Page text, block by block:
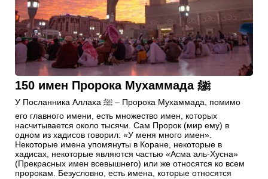
150 имен Пророка Мухаммада ﷺ
У Посланника Аллаха ﷺ – Пророка Мухаммада, помимо
его главного имени, есть множество имен, которых
насчитывается около тысячи. Сам Пророк (мир ему) в
одном из хадисов говорил: «У меня много имен».
Некоторые имена упомянуты в Коране, некоторые в
хадисах, некоторые являются частью «Асма аль-Хусна»
(Прекрасных имен всевышнего) или же относятся ко всем
пророкам. Безусловно, есть имена, которые относятся